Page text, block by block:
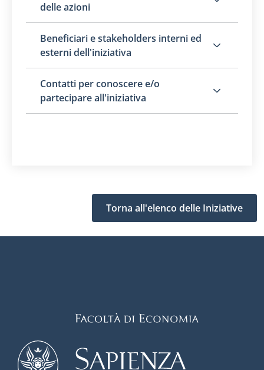
delle azioni
Beneficiari e stakeholders interni ed
esterni dell'iniziativa
Contatti per conoscere e/o
partecipare all'iniziativa
Torna all'elenco delle Iniziative